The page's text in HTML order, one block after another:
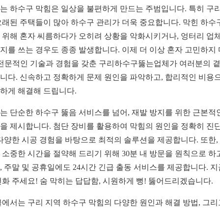
하수구 막힘은 일상을 불편하게 만드는 주범입니다. 특히 구
래된 주택들이 많아 하수구 관리가 더욱 중요합니다. 막힌 하수
위해 혼자 씨름하다가 오히려 상황을 악화시키거나, 엉터리 업
를 쓰는 경우도 종종 발생합니다. 이제 더 이상 혼자 고민하지
문적인 기술과 경험을 갖춘 구리하수구뚫는업체가 여러분의
다. 신속하고 정확하게 문제 원인을 파악하고, 합리적인 비용
게 해결해 드립니다.
단순한 하수구 뚫음 서비스를 넘어, 재발 방지를 위한 근본적
제시합니다. 첨단 장비를 활용하여 막힘의 원인을 정확히 진
양한 시공 경험을 바탕으로 최적의 솔루션을 제공합니다. 또한,
소중한 시간을 절약해 드리기 위해 30분 내 방문을 원칙으로 하
주말 및 공휴일에도 24시간 긴급 출동 서비스를 제공합니다. 지
화 주세요! 숨 막히는 답답함, 시원하게 뻥! 뚫어드리겠습니다.
에서는 구리 지역 하수구 막힘의 다양한 원인과 해결 방법, 그리